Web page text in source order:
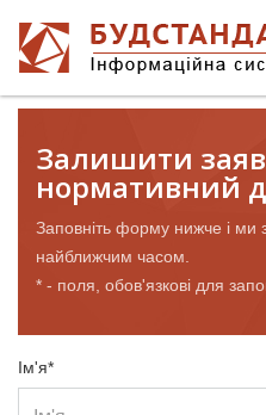
Залишити
нормативний
Заповніть форму нижче і ми
найближчим часом.
* - поля, обов'язкові для
Ім'я*